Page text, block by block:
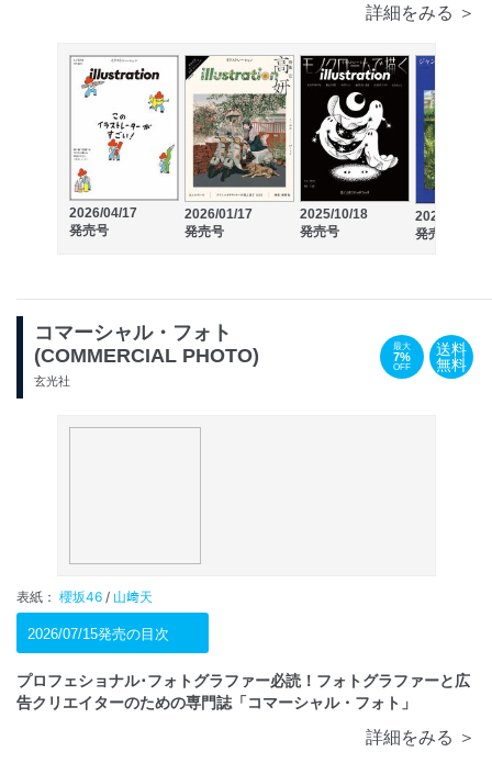
詳細をみる ＞
2026/04/17
発売号
2026/01/17
発売号
2025/10/18
発売号
2025/07/17
発売号
コマーシャル・フォト
(COMMERCIAL PHOTO)
玄光社
最大
7%
OFF
送料
無料
表紙： 櫻坂46 / 山﨑天
2026/07/15発売の目次
プロフェショナル･フォトグラファー必読！フォトグラファーと広
告クリエイターのための専門誌「コマーシャル・フォト」
詳細をみる ＞